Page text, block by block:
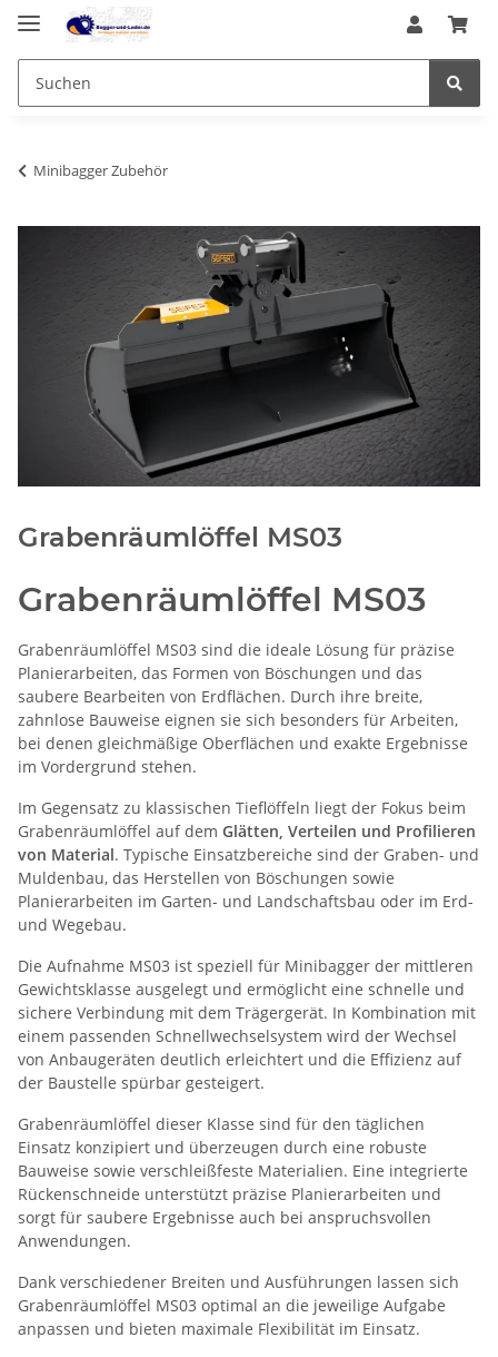
Minibagger Zubehör
Grabenräumlöffel MS03
Grabenräumlöffel MS03
Grabenräumlöffel MS03 sind die ideale Lösung für präzise
Planierarbeiten, das Formen von Böschungen und das
saubere Bearbeiten von Erdflächen. Durch ihre breite,
zahnlose Bauweise eignen sie sich besonders für Arbeiten,
bei denen gleichmäßige Oberflächen und exakte Ergebnisse
im Vordergrund stehen.
Im Gegensatz zu klassischen Tieflöffeln liegt der Fokus beim
Grabenräumlöffel auf dem Glätten, Verteilen und Profilieren
von Material. Typische Einsatzbereiche sind der Graben- und
Muldenbau, das Herstellen von Böschungen sowie
Planierarbeiten im Garten- und Landschaftsbau oder im Erd-
und Wegebau.
Die Aufnahme MS03 ist speziell für Minibagger der mittleren
Gewichtsklasse ausgelegt und ermöglicht eine schnelle und
sichere Verbindung mit dem Trägergerät. In Kombination mit
einem passenden Schnellwechselsystem wird der Wechsel
von Anbaugeräten deutlich erleichtert und die Effizienz auf
der Baustelle spürbar gesteigert.
Grabenräumlöffel dieser Klasse sind für den täglichen
Einsatz konzipiert und überzeugen durch eine robuste
Bauweise sowie verschleißfeste Materialien. Eine integrierte
Rückenschneide unterstützt präzise Planierarbeiten und
sorgt für saubere Ergebnisse auch bei anspruchsvollen
Anwendungen.
Dank verschiedener Breiten und Ausführungen lassen sich
Grabenräumlöffel MS03 optimal an die jeweilige Aufgabe
anpassen und bieten maximale Flexibilität im Einsatz.